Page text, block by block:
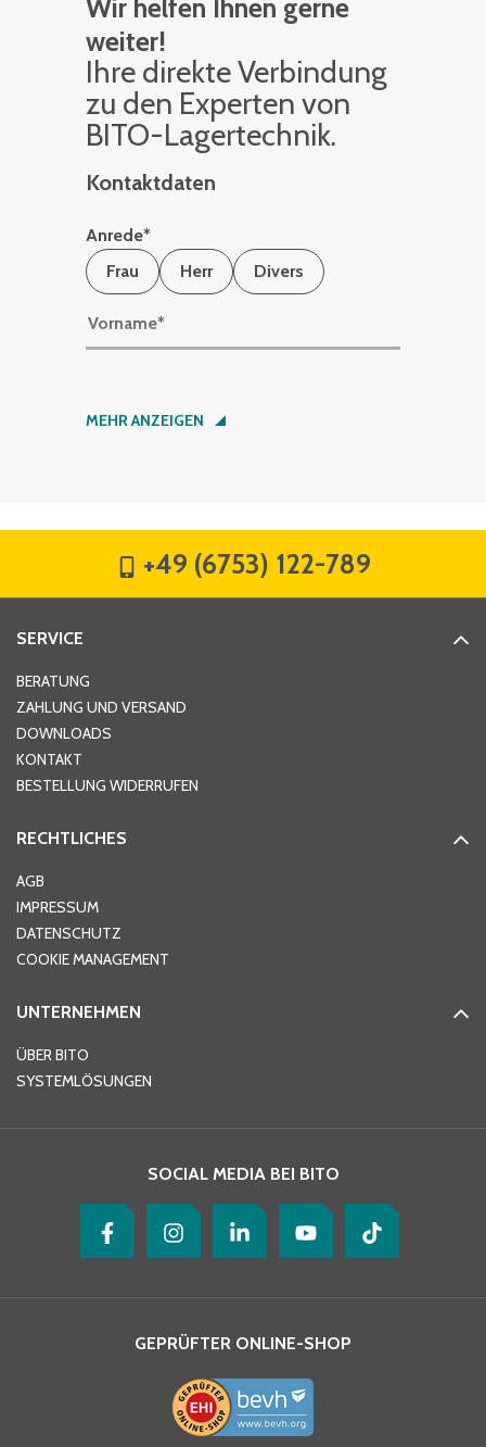
Wir helfen Ihnen gerne
weiter!
Ihre di­rek­te Ver­bin­dung
zu den Ex­per­ten von
BITO-La­ger­tech­nik.
Kontaktdaten
Anrede*
Frau
Herr Divers
Vorname*
Nachname*
Hausnummer
Ort*
Telefon
MEHR ANZEIGEN
+49 (6753) 122-789
SERVICE
BERATUNG
ZAHLUNG UND VERSAND
DOWNLOADS
KONTAKT
BESTELLUNG WIDERRUFEN
RECHTLICHES
AGB
IMPRESSUM
DATENSCHUTZ
COOKIE MANAGEMENT
UNTERNEHMEN
ÜBER BITO
SYSTEMLÖSUNGEN
SOCIAL MEDIA BEI BITO
GEPRÜFTER ONLINE-SHOP